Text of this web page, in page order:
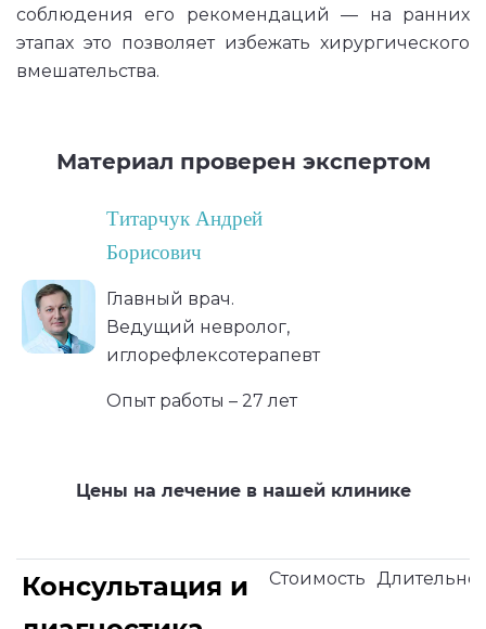
соблюдения его рекомендаций — на ранних
этапах это позволяет избежать хирургического
вмешательства.
Материал проверен экспертом
Титарчук Андрей
Борисович
Главный врач.
Ведущий невролог,
иглорефлексотерапевт
Опыт работы – 27 лет
Цены на лечение в нашей клинике
Консультация и
Стоимость